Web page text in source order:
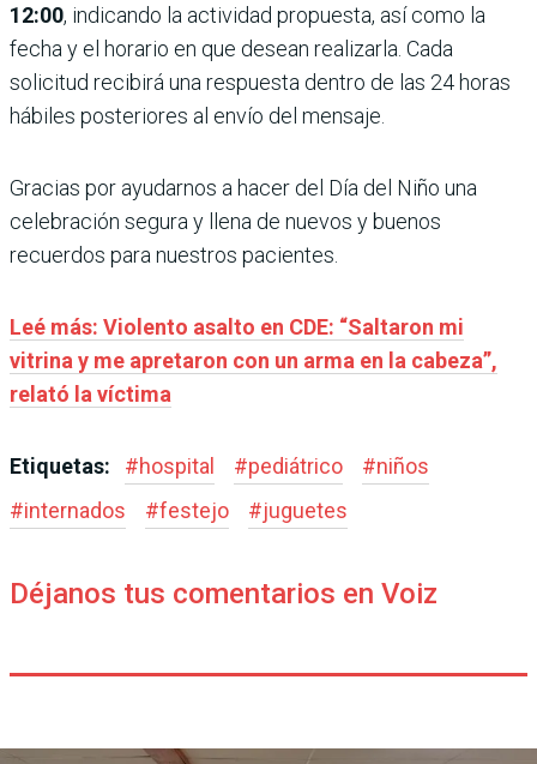
12:00, indicando la actividad propuesta, así como la
fecha y el horario en que desean realizarla. Cada
solicitud recibirá una respuesta dentro de las 24 horas
hábiles posteriores al envío del mensaje.
Gracias por ayudarnos a hacer del Día del Niño una
celebración segura y llena de nuevos y buenos
recuerdos para nuestros pacientes.
Leé más: Violento asalto en CDE: “Saltaron mi
vitrina y me apretaron con un arma en la cabeza”,
relató la víctima
Etiquetas: #hospital #pediátrico #niños
#internados #festejo #juguetes
Déjanos tus comentarios en Voiz